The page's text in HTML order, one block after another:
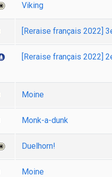
Viking
[Reraise français 2022]
[Reraise français 2022]
Moine
Monk-a-dunk
Duelhorn!
Moine